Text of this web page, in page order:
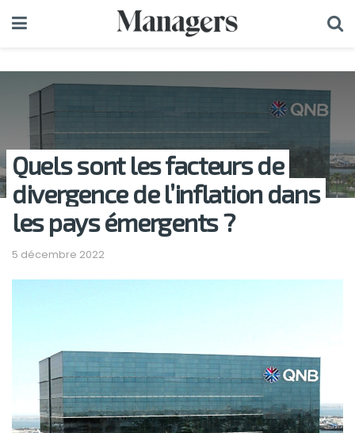
Quels sont les facteurs de
divergence de l’inflation dans
les pays émergents ?
5 décembre 2022